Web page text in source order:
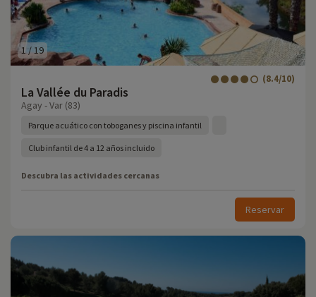
1 /19
La Vallée du Paradis
(8.4/10)
Agay - Var (83)
Parque acuático con toboganes y piscina infantil
Club infantil de 4 a 12 años incluido
Descubra las actividades cercanas
Reservar